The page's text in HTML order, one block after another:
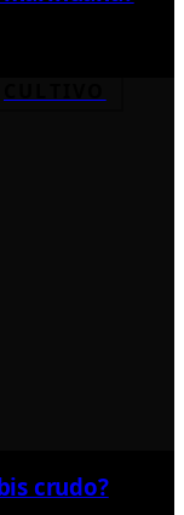
crudo?